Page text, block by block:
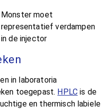
Monster moet
representatief verdampen
in de injector
in laboratoria
toegepast. HPLC is de
en thermisch labiele